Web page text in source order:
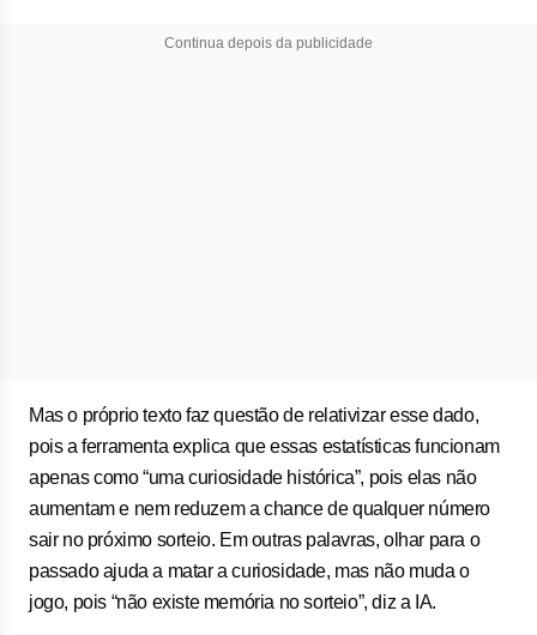
Continua depois da publicidade
Mas o próprio texto faz questão de relativizar esse dado,
pois a ferramenta explica que essas estatísticas funcionam
apenas como “uma curiosidade histórica”, pois elas não
aumentam e nem reduzem a chance de qualquer número
sair no próximo sorteio. Em outras palavras, olhar para o
passado ajuda a matar a curiosidade, mas não muda o
jogo, pois “não existe memória no sorteio”, diz a IA.